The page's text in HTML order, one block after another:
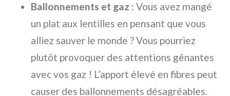
Ballonnements et gaz : Vous avez mangé
un plat aux lentilles en pensant que vous
alliez sauver le monde ? Vous pourriez
plutôt provoquer des attentions gênantes
avec vos gaz ! L’apport élevé en fibres peut
causer des ballonnements désagréables.